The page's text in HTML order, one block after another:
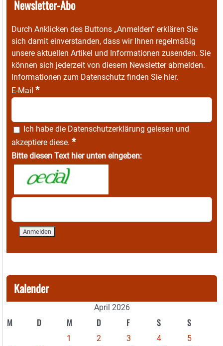
Newsletter-Abo
Durch Anklicken des Buttons „Anmelden“ erklären Sie
sich damit einverstanden, dass wir Ihnen regelmäßig
unsere aktuellen Artikel und Informationen zusenden. Sie
können sich jederzeit von diesem Newsletter abmelden.
Informationen zum Datenschutz finden Sie hier.
E-Mail *
Ich habe die Datenschutzerklärung gelesen und
akzeptiere diese. *
Bitte diesen Text hier unten eingeben:
Kalender
April 2026
M D M D F S S
1 2 3 4
5